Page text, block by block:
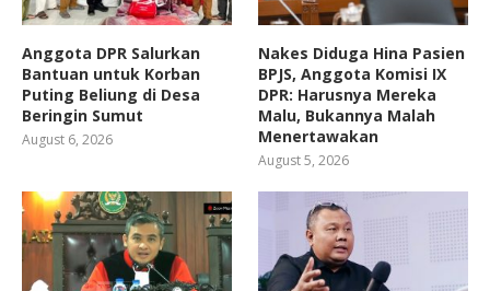
Anggota DPR Salurkan
Bantuan untuk Korban
Puting Beliung di Desa
Beringin Sumut
August 6, 2026
Nakes Diduga Hina Pasien
BPJS, Anggota Komisi IX
DPR: Harusnya Mereka
Malu, Bukannya Malah
Menertawakan
August 5, 2026